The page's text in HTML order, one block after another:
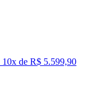
10x de R$ 5.599,90